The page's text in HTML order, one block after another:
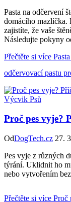
Pasta na odčervení
domácího mazlíčka.
zajistíte, že vaše
Následujte pokyny
Přečtěte si více
odčervovací pastu
Výcvik Psů
Proč pes vyje?
OdDogTech.cz 27.
Pes vyje z různých
týrání. Uklidnit ho
nebo vytvořením
Přečtěte si více Proč